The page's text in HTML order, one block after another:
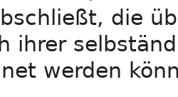
die
ihrer
werden